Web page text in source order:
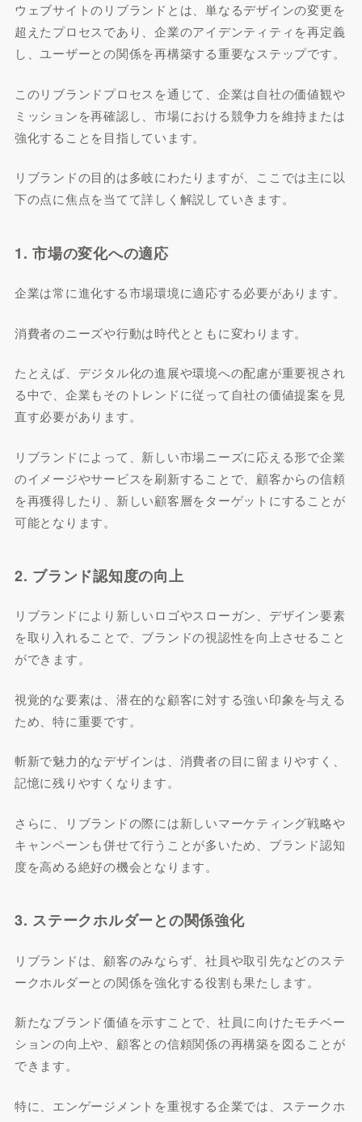
ウェブサイトのリブランドとは、単なるデザインの変更を
超えたプロセスであり、企業のアイデンティティを再定義
し、ユーザーとの関係を再構築する重要なステップです。
このリブランドプロセスを通じて、企業は自社の価値観や
ミッションを再確認し、市場における競争力を維持または
強化することを目指しています。
リブランドの目的は多岐にわたりますが、ここでは主に以
下の点に焦点を当てて詳しく解説していきます。
1. 市場の変化への適応
企業は常に進化する市場環境に適応する必要があります。
消費者のニーズや行動は時代とともに変わります。
たとえば、デジタル化の進展や環境への配慮が重要視され
る中で、企業もそのトレンドに従って自社の価値提案を見
直す必要があります。
リブランドによって、新しい市場ニーズに応える形で企業
のイメージやサービスを刷新することで、顧客からの信頼
を再獲得したり、新しい顧客層をターゲットにすることが
可能となります。
2. ブランド認知度の向上
リブランドにより新しいロゴやスローガン、デザイン要素
を取り入れることで、ブランドの視認性を向上させること
ができます。
視覚的な要素は、潜在的な顧客に対する強い印象を与える
ため、特に重要です。
斬新で魅力的なデザインは、消費者の目に留まりやすく、
記憶に残りやすくなります。
さらに、リブランドの際には新しいマーケティング戦略や
キャンペーンも併せて行うことが多いため、ブランド認知
度を高める絶好の機会となります。
3. ステークホルダーとの関係強化
リブランドは、顧客のみならず、社員や取引先などのステ
ークホルダーとの関係を強化する役割も果たします。
新たなブランド価値を示すことで、社員に向けたモチベー
ションの向上や、顧客との信頼関係の再構築を図ることが
できます。
特に、エンゲージメントを重視する企業では、ステークホ